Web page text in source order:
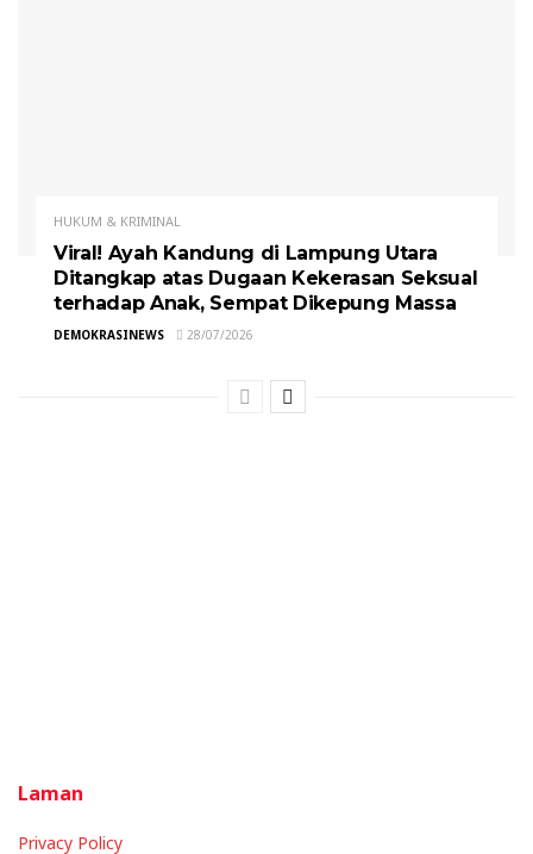
HUKUM & KRIMINAL
Viral! Ayah Kandung di Lampung Utara
Ditangkap atas Dugaan Kekerasan Seksual
terhadap Anak, Sempat Dikepung Massa
DEMOKRASINEWS 28/07/2026
Laman
Privacy Policy